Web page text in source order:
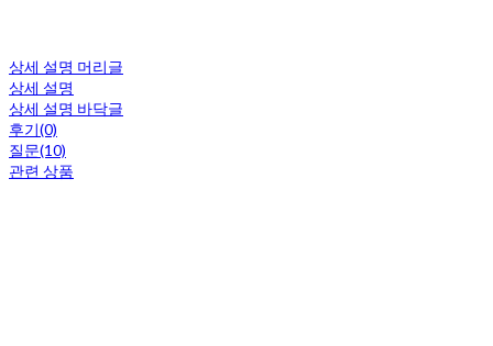
상세 설명 머리글
상세 설명
상세 설명 바닥글
후기(0)
질문(10)
관련 상품